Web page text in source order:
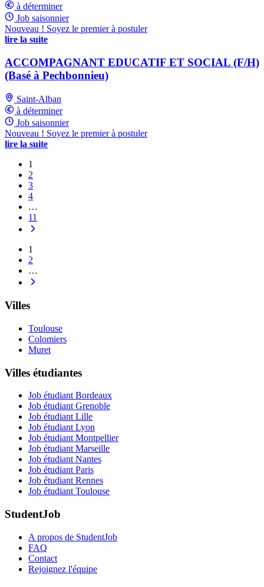
à déterminer
Job saisonnier
Nouveau ! Soyez le premier à postuler
lire la suite
ACCOMPAGNANT EDUCATIF ET SOCIAL (F/H)
(Basé à Pechbonnieu)
Saint-Alban
à déterminer
Job saisonnier
Nouveau ! Soyez le premier à postuler
lire la suite
1
2
3
4
…
11
1
2
…
Villes
Toulouse
Colomiers
Muret
Villes étudiantes
Job étudiant Bordeaux
Job étudiant Grenoble
Job étudiant Lille
Job étudiant Lyon
Job étudiant Montpellier
Job étudiant Marseille
Job étudiant Nantes
Job étudiant Paris
Job étudiant Rennes
Job étudiant Toulouse
StudentJob
A propos de StudentJob
FAQ
Contact
Rejoignez l'équipe